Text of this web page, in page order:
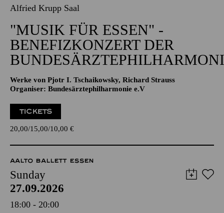
Alfried Krupp Saal
"MUSIK FÜR ESSEN" -
BENEFIZKONZERT DER
Werke von Pjotr I. Tschaikowsky, Richard Strauss
Organiser: Bundesärztephilharmonie e.V
TICKETS
20,00 15,00 10,00 €
AALTO BALLETT ESSEN
Sunday
27.09.2026
18:00 - 20:00